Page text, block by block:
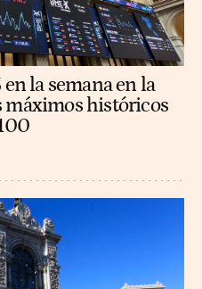
la semana en la
máximos históricos